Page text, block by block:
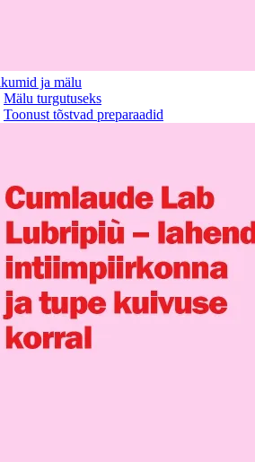
ja mälu
Mälu turgutuseks
Toonust tõstvad preparaadid